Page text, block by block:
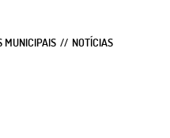
MUNICIPAIS NOTÍCIAS